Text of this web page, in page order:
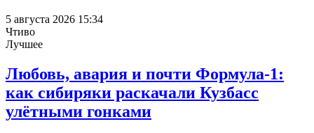
5 августа 2026 15:34
Чтиво
Лучшее
Любовь, авария и почти Формула-1:
как сибиряки раскачали Кузбасс
улётными гонками